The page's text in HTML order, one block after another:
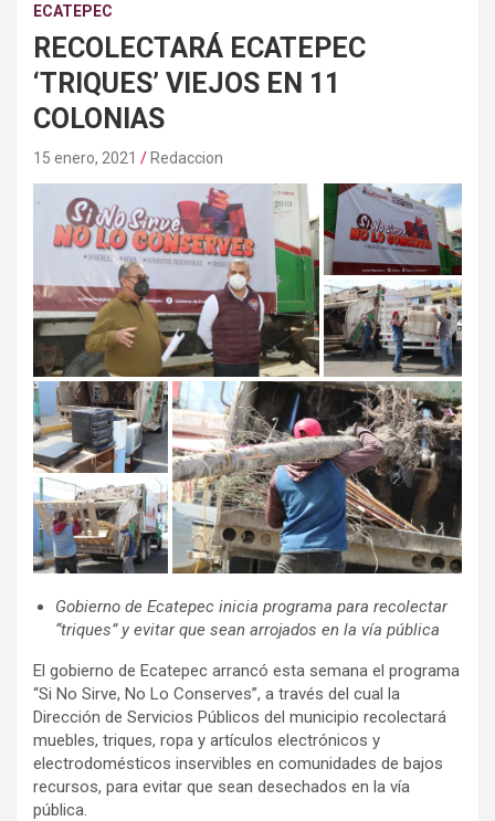
ECATEPEC
RECOLECTARÁ ECATEPEC
‘TRIQUES’ VIEJOS EN 11
COLONIAS
15 enero, 2021 Redaccion
Gobierno de Ecatepec inicia programa para recolectar
“triques” y evitar que sean arrojados en la vía pública
El gobierno de Ecatepec arrancó esta semana el programa
“Si No Sirve, No Lo Conserves”, a través del cual la
Dirección de Servicios Públicos del municipio recolectará
muebles, triques, ropa y artículos electrónicos y
electrodomésticos inservibles en comunidades de bajos
recursos, para evitar que sean desechados en la vía
pública.